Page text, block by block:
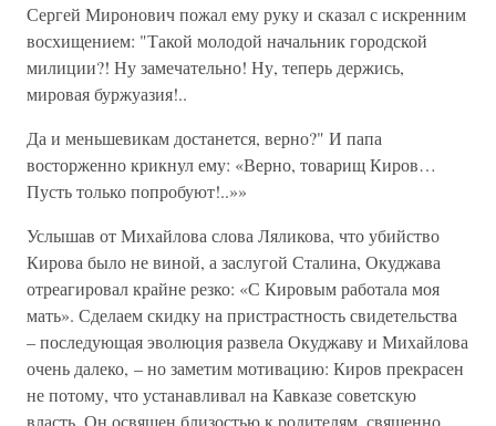
Сергей Миронович пожал ему руку и сказал с искренним
восхищением: "Такой молодой начальник городской
милиции?! Ну замечательно! Ну, теперь держись,
мировая буржуазия!..
Да и меньшевикам достанется, верно?" И папа
восторженно крикнул ему: «Верно, товарищ Киров…
Пусть только попробуют!..»»
Услышав от Михайлова слова Ляликова, что убийство
Кирова было не виной, а заслугой Сталина, Окуджава
отреагировал крайне резко: «С Кировым работала моя
мать». Сделаем скидку на пристрастность свидетельства
– последующая эволюция развела Окуджаву и Михайлова
очень далеко, – но заметим мотивацию: Киров прекрасен
не потому, что устанавливал на Кавказе советскую
власть. Он освящен близостью к родителям, священно